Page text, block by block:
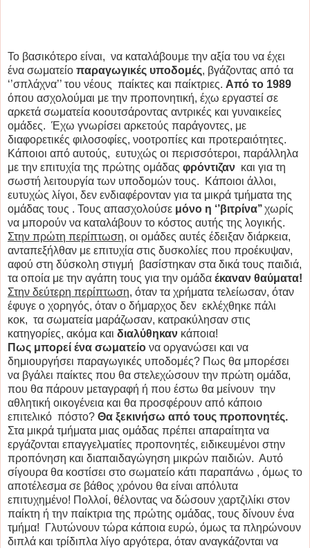
Το βασικότερο είναι, να καταλάβουμε την αξία του να έχει
ένα σωματείο παραγωγικές υποδομές, βγάζοντας από τα
‘’σπλάχνα’’ του νέους παίκτες και παίκτριες. Από το 1989
όπου ασχολούμαι με την προπονητική, έχω εργαστεί σε
αρκετά σωματεία κοουτσάροντας αντρικές και γυναικείες
ομάδες. Έχω γνωρίσει αρκετούς παράγοντες, με
διαφορετικές φιλοσοφίες, νοοτροπίες και προτεραιότητες.
Κάποιοι από αυτούς, ευτυχώς οι περισσότεροι, παράλληλα
με την επιτυχία της πρώτης ομάδας φρόντιζαν και για τη
σωστή λειτουργία των υποδομών τους. Κάποιοι άλλοι,
ευτυχώς λίγοι, δεν ενδιαφέρονταν για τα μικρά τμήματα της
ομάδας τους . Τους απασχολούσε μόνο η ‘’βιτρίνα’’χωρίς
να μπορούν να καταλάβουν το κόστος αυτής της λογικής.
Στην πρώτη περίπτωση, οι ομάδες αυτές έδειξαν διάρκεια,
ανταπεξήλθαν με επιτυχία στις δυσκολίες που προέκυψαν,
αφού στη δύσκολη στιγμή βασίστηκαν στα δικά τους παιδιά,
τα οποία με την αγάπη τους για την ομάδα έκαναν θαύματα!
Στην δεύτερη περίπτωση, όταν τα χρήματα τελείωσαν, όταν
έφυγε ο χορηγός, όταν ο δήμαρχος δεν εκλέχθηκε πάλι
κοκ, τα σωματεία μαράζωσαν, κατρακύλησαν στις
κατηγορίες, ακόμα και διαλύθηκαν κάποια!
Πως μπορεί ένα σωματείο να οργανώσει και να
δημιουργήσει παραγωγικές υποδομές? Πως θα μπορέσει
να βγάλει παίκτες που θα στελεχώσουν την πρώτη ομάδα,
που θα πάρουν μεταγραφή ή που έστω θα μείνουν την
αθλητική οικογένεια και θα προσφέρουν από κάποιο
επιτελικό πόστο? Θα ξεκινήσω από τους προπονητές.
Στα μικρά τμήματα μιας ομάδας πρέπει απαραίτητα να
εργάζονται επαγγελματίες προπονητές, ειδικευμένοι στην
προπόνηση και διαπαιδαγώγηση μικρών παιδιών. Αυτό
σίγουρα θα κοστίσει στο σωματείο κάτι παραπάνω , όμως το
αποτέλεσμα σε βάθος χρόνου θα είναι απόλυτα
επιτυχημένο! Πολλοί, θέλοντας να δώσουν χαρτζιλίκι στον
παίκτη ή την παίκτρια της πρώτης ομάδας, τους δίνουν ένα
τμήμα! Γλυτώνουν τώρα κάποια ευρώ, όμως τα πληρώνουν
διπλά και τρίδιπλα λίγο αργότερα, όταν αναγκάζονται να